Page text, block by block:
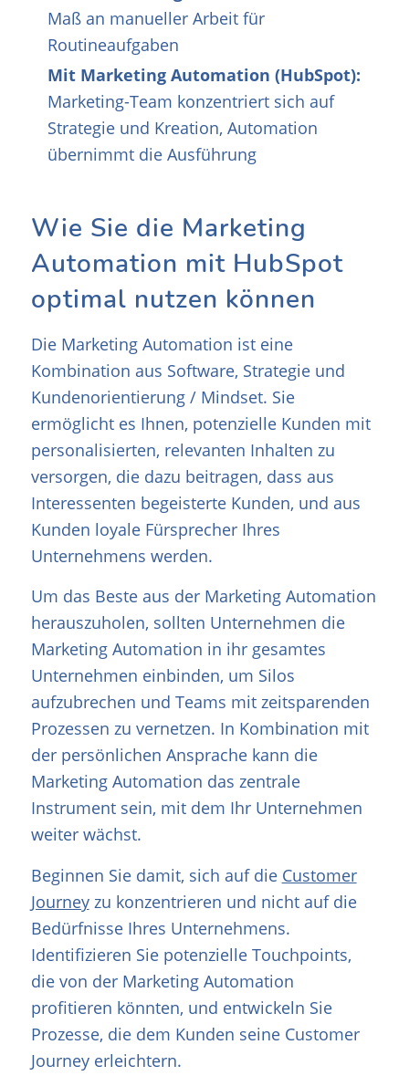
Maß an manueller Arbeit für
Routineaufgaben
Mit Marketing Automation (HubSpot):
Marketing-Team konzentriert sich auf
Strategie und Kreation, Automation
übernimmt die Ausführung
Wie Sie die Marketing
Automation mit HubSpot
optimal nutzen können
Die Marketing Automation ist eine
Kombination aus Software, Strategie und
Kundenorientierung / Mindset. Sie
ermöglicht es Ihnen, potenzielle Kunden mit
personalisierten, relevanten Inhalten zu
versorgen, die dazu beitragen, dass aus
Interessenten begeisterte Kunden, und aus
Kunden loyale Fürsprecher Ihres
Unternehmens werden.
Um das Beste aus der Marketing Automation
herauszuholen, sollten Unternehmen die
Marketing Automation in ihr gesamtes
Unternehmen einbinden, um Silos
aufzubrechen und Teams mit zeitsparenden
Prozessen zu vernetzen. In Kombination mit
der persönlichen Ansprache kann die
Marketing Automation das zentrale
Instrument sein, mit dem Ihr Unternehmen
weiter wächst.
Beginnen Sie damit, sich auf die Customer
Journeyzu konzentrieren und nicht auf die
Bedürfnisse Ihres Unternehmens.
Identifizieren Sie potenzielle Touchpoints,
die von der Marketing Automation
profitieren könnten, und entwickeln Sie
Prozesse, die dem Kunden seine Customer
Journey erleichtern.